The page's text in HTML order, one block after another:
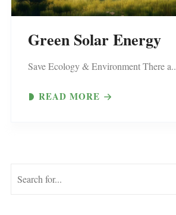
Green Solar Energy
Save Ecology & Environment There a..
READ MORE